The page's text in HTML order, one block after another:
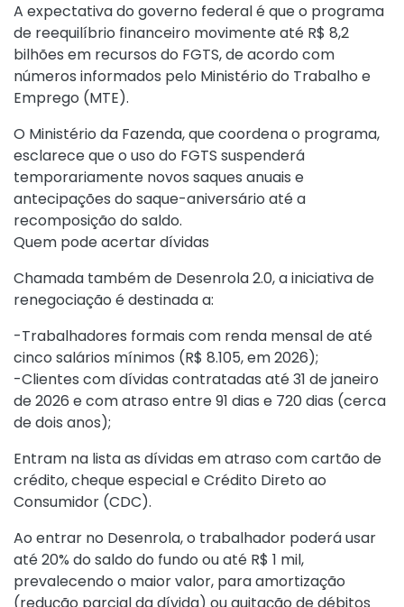
A expectativa do governo federal é que o programa
de reequilíbrio financeiro movimente até R$ 8,2
bilhões em recursos do FGTS, de acordo com
números informados pelo Ministério do Trabalho e
Emprego (MTE).
O Ministério da Fazenda, que coordena o programa,
esclarece que o uso do FGTS suspenderá
temporariamente novos saques anuais e
antecipações do saque-aniversário até a
recomposição do saldo.
Quem pode acertar dívidas
Chamada também de Desenrola 2.0, a iniciativa de
renegociação é destinada a:
-Trabalhadores formais com renda mensal de até
cinco salários mínimos (R$ 8.105, em 2026);
-Clientes com dívidas contratadas até 31 de janeiro
de 2026 e com atraso entre 91 dias e 720 dias (cerca
de dois anos);
Entram na lista as dívidas em atraso com cartão de
crédito, cheque especial e Crédito Direto ao
Consumidor (CDC).
Ao entrar no Desenrola, o trabalhador poderá usar
até 20% do saldo do fundo ou até R$ 1 mil,
prevalecendo o maior valor, para amortização